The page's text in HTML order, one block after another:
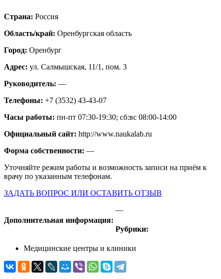
Страна: Россия
Область/край: Оренбургская область
Город: Оренбург
Адрес: ул. Салмышская, 11/1, пом. 3
Руководитель: —
Телефоны: +7 (3532) 43-43-07
Часы работы: пн-пт 07:30-19:30; сб:вс 08:00-14:00
Официальный сайт: http://www.naukalab.ru
Форма собственности: —
Уточняйте режим работы и возможность записи на приём к
врачу по указанным телефонам.
ЗАДАТЬ ВОПРОС ИЛИ ОСТАВИТЬ ОТЗЫВ
Дополнительная информация:
—
Рубрики:
Медицинские центры и клиники